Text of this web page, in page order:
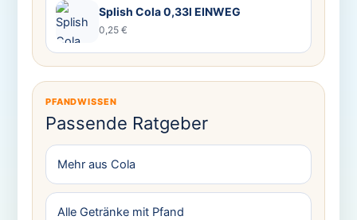
Splish Cola 0,33l EINWEG
0,25 €
PFANDWISSEN
Passende Ratgeber
Mehr aus Cola
Alle Getränke mit Pfand